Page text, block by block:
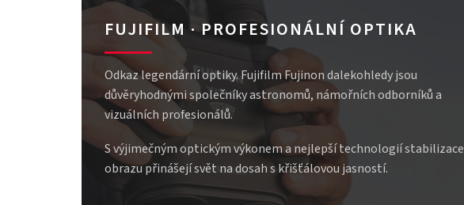
FUJIFILM · PROFESIONÁLNÍ OPTIKA
Odkaz legendární optiky. Fujifilm Fujinon dalekohledy jsou
důvěryhodnými společníky astronomů, námořních odborníků a
vizuálních profesionálů.
S výjimečným optickým výkonem a nejlepší technologií stabilizace
obrazu přinášejí svět na dosah s křišťálovou jasností.